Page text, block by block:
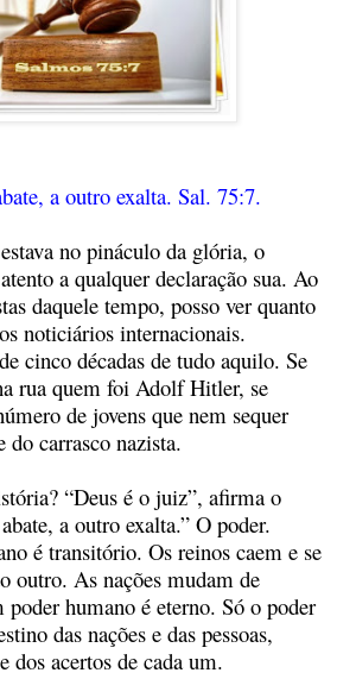
a outro exalta. Sal. 75:7.
no pináculo da glória, o
a qualquer declaração sua. Ao
daquele tempo, posso ver quanto
noticiários internacionais.
cinco décadas de tudo aquilo. Se
rua quem foi Adolf Hitler, se
de jovens que nem sequer
carrasco nazista.
“Deus é o juiz”, afirma o
a outro exalta.” O poder.
é transitório. Os reinos caem e se
outro. As nações mudam de
poder humano é eterno. Só o poder
das nações e das pessoas,
dos acertos de cada um.